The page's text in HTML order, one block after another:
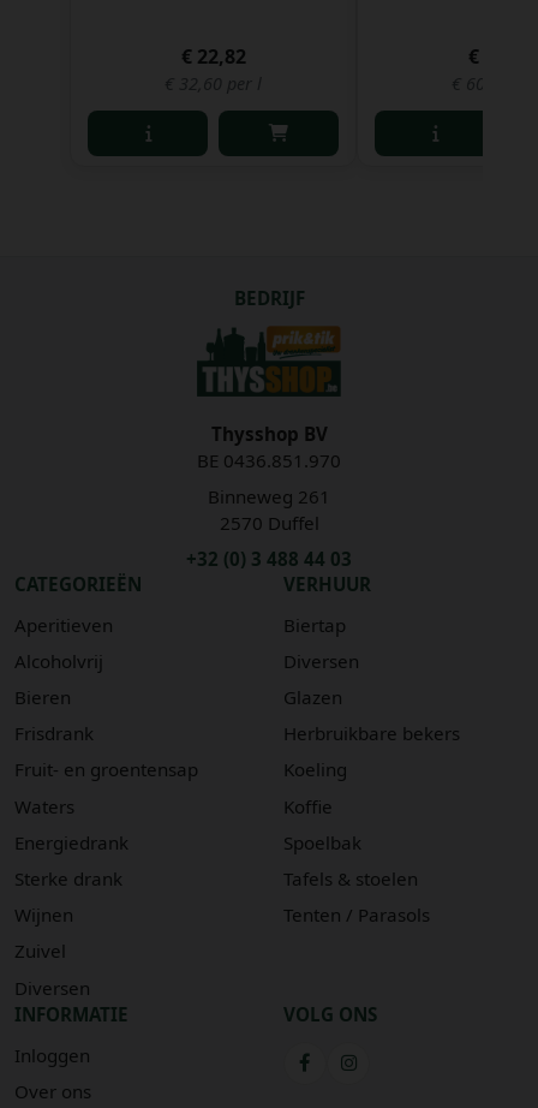
€ 22,82
€ 32,60 per l
€ 30,05
€ 60,10
BEDRIJF
Thysshop BV
BE 0436.851.970
Binneweg 261
2570 Duffel
+32 (0) 3 488 44 03
CATEGORIEËN
Aperitieven
Alcoholvrij
Bieren
Frisdrank
Fruit- en groentensap
Waters
Energiedrank
Sterke drank
Wijnen
Zuivel
Diversen
VERHUUR
Biertap
Diversen
Glazen
Herbruikbare bekers
Koeling
Koffie
Spoelbak
Tafels & stoelen
Tenten / Parasols
INFORMATIE
Inloggen
Over ons
VOLG ONS